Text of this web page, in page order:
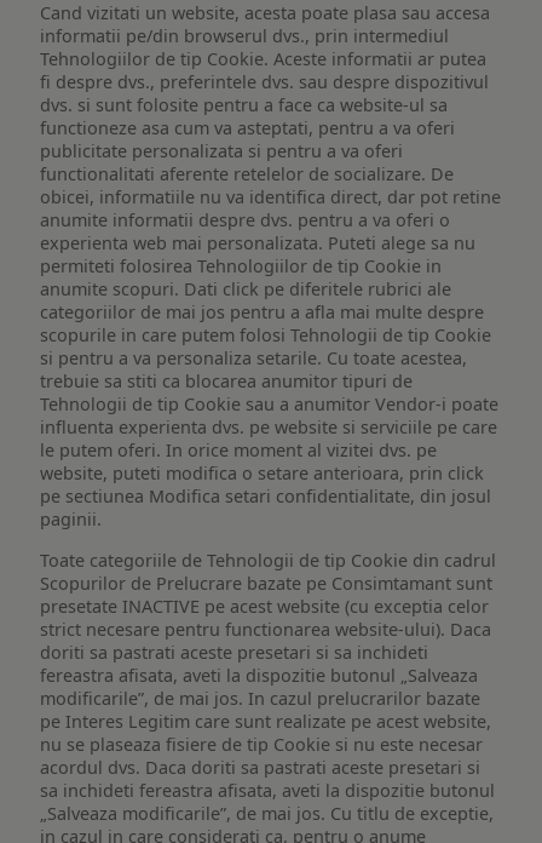
Cand vizitati un website, acesta poate plasa sau accesa
informatii pe/din browserul dvs., prin intermediul
Tehnologiilor de tip Cookie. Aceste informatii ar putea
fi despre dvs., preferintele dvs. sau despre dispozitivul
dvs. si sunt folosite pentru a face ca website-ul sa
functioneze asa cum va asteptati, pentru a va oferi
publicitate personalizata si pentru a va oferi
functionalitati aferente retelelor de socializare. De
obicei, informatiile nu va identifica direct, dar pot retine
anumite informatii despre dvs. pentru a va oferi o
experienta web mai personalizata. Puteti alege sa nu
permiteti folosirea Tehnologiilor de tip Cookie in
anumite scopuri. Dati click pe diferitele rubrici ale
categoriilor de mai jos pentru a afla mai multe despre
scopurile in care putem folosi Tehnologii de tip Cookie
si pentru a va personaliza setarile. Cu toate acestea,
trebuie sa stiti ca blocarea anumitor tipuri de
Tehnologii de tip Cookie sau a anumitor Vendor-i poate
influenta experienta dvs. pe website si serviciile pe care
le putem oferi. In orice moment al vizitei dvs. pe
website, puteti modifica o setare anterioara, prin click
pe sectiunea Modifica setari confidentialitate, din josul
paginii.
Toate categoriile de Tehnologii de tip Cookie din cadrul
Scopurilor de Prelucrare bazate pe Consimtamant sunt
presetate INACTIVE pe acest website (cu exceptia celor
strict necesare pentru functionarea website-ului). Daca
doriti sa pastrati aceste presetari si sa inchideti
fereastra afisata, aveti la dispozitie butonul „Salveaza
modificarile”, de mai jos. In cazul prelucrarilor bazate
pe Interes Legitim care sunt realizate pe acest website,
nu se plaseaza fisiere de tip Cookie si nu este necesar
acordul dvs. Daca doriti sa pastrati aceste presetari si
sa inchideti fereastra afisata, aveti la dispozitie butonul
„Salveaza modificarile”, de mai jos. Cu titlu de exceptie,
in cazul in care considerati ca, pentru o anume